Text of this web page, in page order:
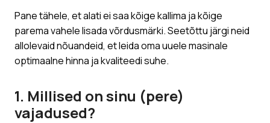
Pane tähele, et alati ei saa kõige kallima ja kõige
parema vahele lisada võrdusmärki. Seetõttu järgi neid
allolevaid nõuandeid, et leida oma uuele masinale
optimaalne hinna ja kvaliteedi suhe.
1. Millised on sinu (pere)
vajadused?